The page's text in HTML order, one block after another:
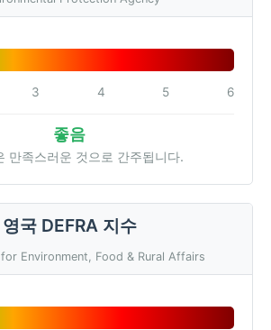
3 4 5 6
좋음
만족스러운 것으로 간주됩니다.
영국 DEFRA 지수
Environment, Food & Rural Affairs